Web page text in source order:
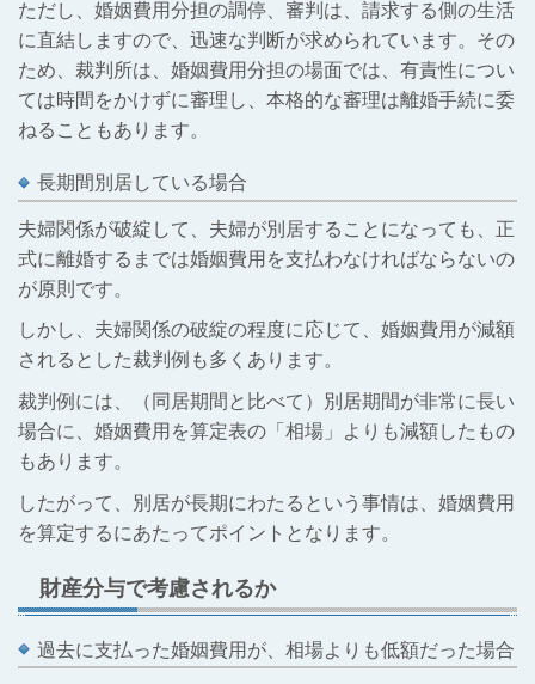
ただし、婚姻費用分担の調停、審判は、請求する側の生活
に直結しますので、迅速な判断が求められています。その
ため、裁判所は、婚姻費用分担の場面では、有責性につい
ては時間をかけずに審理し、本格的な審理は離婚手続に委
ねることもあります。
長期間別居している場合
夫婦関係が破綻して、夫婦が別居することになっても、正
式に離婚するまでは婚姻費用を支払わなければならないの
が原則です。
しかし、夫婦関係の破綻の程度に応じて、婚姻費用が減額
されるとした裁判例も多くあります。
裁判例には、（同居期間と比べて）別居期間が非常に長い
場合に、婚姻費用を算定表の「相場」よりも減額したもの
もあります。
したがって、別居が長期にわたるという事情は、婚姻費用
を算定するにあたってポイントとなります。
財産分与で考慮されるか
過去に支払った婚姻費用が、相場よりも低額だった場合